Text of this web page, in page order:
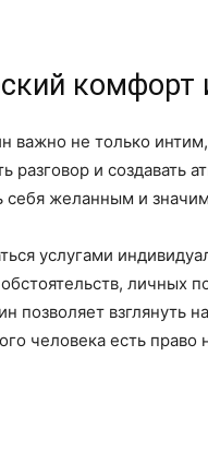
комфорт
важно не только
разговор и создавать
себя желанным и
услугами
личных
позволяет взглянуть
человека есть